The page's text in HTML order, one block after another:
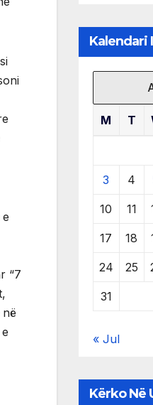
“7
Kalendari
M T
3 4
10 11
17 18
24 25
31
« Jul
Kërko Në